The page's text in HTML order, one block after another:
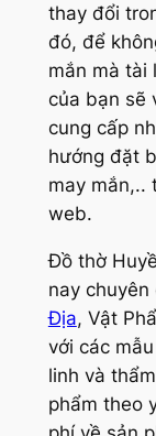
thay đổi
đó, để
mắn mà tài
của bạn sẽ
cung cấp
hướng đặt
may mắn,..
web.
Đồ thờ
nay chuyên
Địa, Vật
với các
linh và
phẩm theo